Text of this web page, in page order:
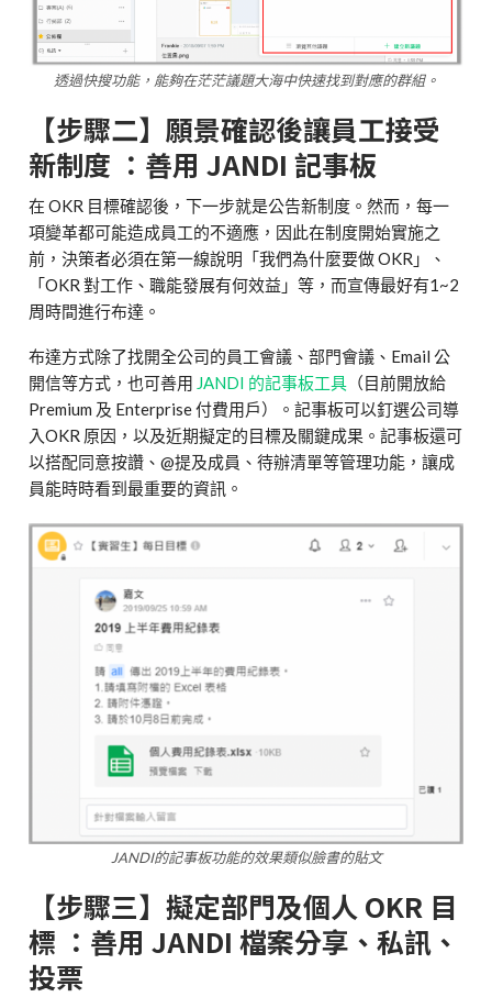
透過快搜功能，能夠在茫茫議題大海中快速找到對應的群組。
【步驟二】願景確認後讓員工接受
新制度 ：善用 JANDI 記事板
在 OKR 目標確認後，下一步就是公告新制度。然而，每一
項變革都可能造成員工的不適應，因此在制度開始實施之
前，決策者必須在第一線說明「我們為什麼要做 OKR」、
「OKR 對工作、職能發展有何效益」等，而宣傳最好有1~2
周時間進行布達。
布達方式除了找開全公司的員工會議、部門會議、Email 公
開信等方式，也可善用 JANDI 的記事板工具 （目前開放給
Premium 及 Enterprise 付費用戶）。記事板可以釘選公司導
入OKR 原因，以及近期擬定的目標及關鍵成果。記事板還可
以搭配同意按讚、@提及成員、待辦清單等管理功能，讓成
員能時時看到最重要的資訊。
JANDI的記事板功能的效果類似臉書的貼文
【步驟三】擬定部門及個人 OKR 目
標 ：善用 JANDI 檔案分享、私訊、
投票